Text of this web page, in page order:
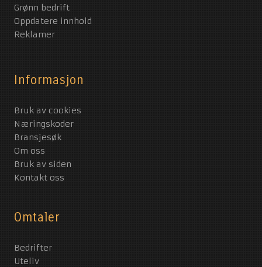
Grønn bedrift
Oppdatere innhold
Reklamer
Informasjon
Bruk av cookies
Næringskoder
Bransjesøk
Om oss
Bruk av siden
Kontakt oss
Omtaler
Bedrifter
Uteliv